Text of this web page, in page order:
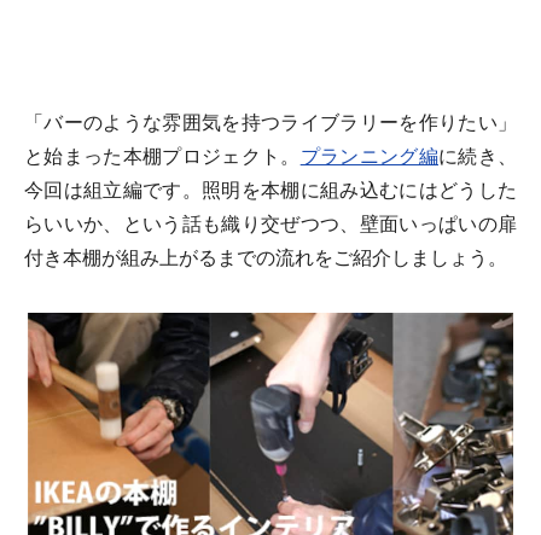
「バーのような雰囲気を持つライブラリーを作りたい」
と始まった本棚プロジェクト。 プランニング編に続き、
今回は組立編です。照明を本棚に組み込むにはどうした
らいいか、という話も織り交ぜつつ、壁面いっぱいの扉
付き本棚が組み上がるまでの流れをご紹介しましょう。